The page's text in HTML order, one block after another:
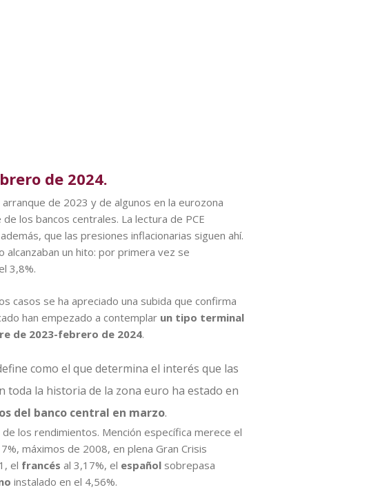
de 2024.
de 2023 y de algunos en la eurozona
los bancos centrales. La lectura de PCE
que las presiones inflacionarias siguen ahí.
alcanzaban un hito: por primera vez se
3,8%.
casos se ha apreciado una subida que confirma
han empezado a contemplar un tipo terminal
de 2023-febrero de 2024.
como el que determina el interés que las
toda la historia de la zona euro ha estado en
del banco central en marzo.
los rendimientos. Mención específica merece el
máximos de 2008, en plena Gran Crisis
el francés al 3,17%, el español sobrepasa
instalado en el 4,56%.